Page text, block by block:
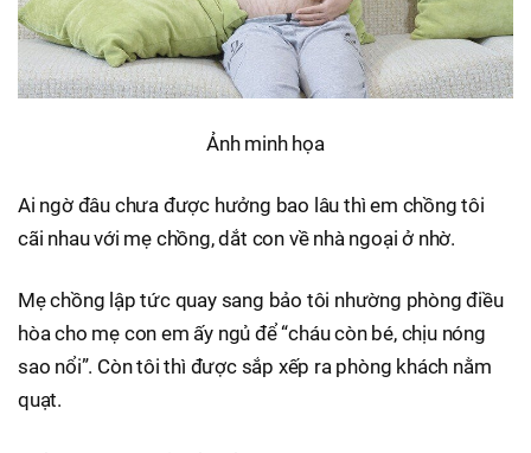
Ảnh minh họa
Ai ngờ đâu chưa được hưởng bao lâu thì em chồng tôi
cãi nhau với mẹ chồng, dắt con về nhà ngoại ở nhờ.
Mẹ chồng lập tức quay sang bảo tôi nhường phòng điều
hòa cho mẹ con em ấy ngủ để “cháu còn bé, chịu nóng
sao nổi”. Còn tôi thì được sắp xếp ra phòng khách nằm
quạt.